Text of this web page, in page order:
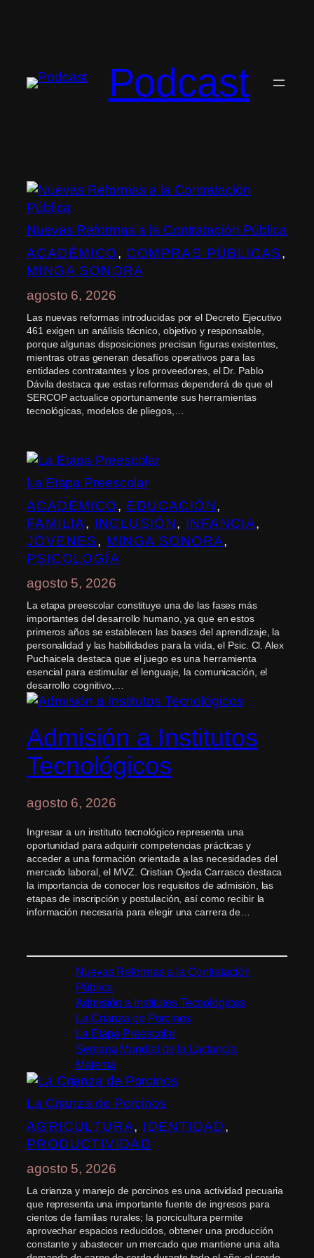
Podcast
Nuevas Reformas a la Contratación Pública
ACADÉMICO, COMPRAS PÚBLICAS
MINGA SONORA
agosto 6, 2026
Las nuevas reformas introducidas por el Decreto Ejecutivo
461 exigen un análisis técnico, objetivo y responsable,
porque algunas disposiciones precisan figuras existentes,
mientras otras generan desafíos operativos para las
entidades contratantes y los proveedores, el Dr. Pablo
Dávila destaca que estas reformas dependerá de que el
SERCOP actualice oportunamente sus herramientas
tecnológicas, modelos de pliegos,…
La Etapa Preescolar
ACADÉMICO, EDUCACIÓN
FAMILIA, INCLUSIÓN, INFANCIA
JÓVENES, MINGA SONORA
PSICOLOGÍA
agosto 5, 2026
La etapa preescolar constituye una de las fases más
importantes del desarrollo humano, ya que en estos
primeros años se establecen las bases del aprendizaje, la
personalidad y las habilidades para la vida, el Psic. Cl. Alex
Puchaicela destaca que el juego es una herramienta
esencial para estimular el lenguaje, la comunicación, el
desarrollo cognitivo,…
Admisión a Institutos
Tecnológicos
agosto 6, 2026
Ingresar a un instituto tecnológico representa una
oportunidad para adquirir competencias prácticas y
acceder a una formación orientada a las necesidades del
mercado laboral, el MVZ. Cristian Ojeda Carrasco destaca
la importancia de conocer los requisitos de admisión, las
etapas de inscripción y postulación, así como recibir la
información necesaria para elegir una carrera de…
Nuevas Reformas a la Contratación
Pública
Admisión a Institutos Tecnológicos
La Crianza de Porcinos
La Etapa Preescolar
Semana Mundial de la Lactancia
Materna
La Crianza de Porcinos
AGRICULTURA, IDENTIDAD
PRODUCTIVIDAD
agosto 5, 2026
La crianza y manejo de porcinos es una actividad pecuaria
que representa una importante fuente de ingresos para
cientos de familias rurales; la porcicultura permite
aprovechar espacios reducidos, obtener una producción
constante y abastecer un mercado que mantiene una alta